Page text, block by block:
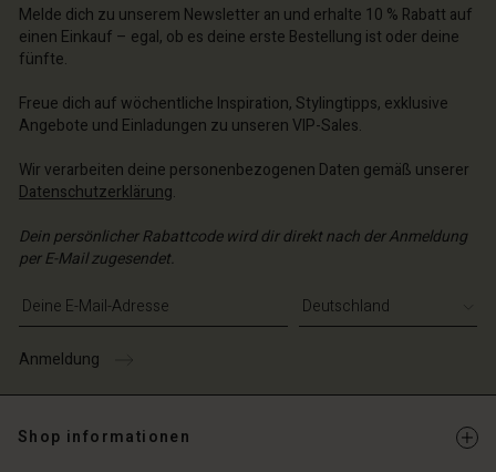
Melde dich zu unserem Newsletter an und erhalte 10 % Rabatt auf
einen Einkauf – egal, ob es deine erste Bestellung ist oder deine
fünfte.
Freue dich auf wöchentliche Inspiration, Stylingtipps, exklusive
Angebote und Einladungen zu unseren VIP-Sales.
Wir verarbeiten deine personenbezogenen Daten gemäß unserer
Datenschutzerklärung.
Dein persönlicher Rabattcode wird dir direkt nach der Anmeldung
per E-Mail zugesendet.
E-Mail-Adresse eingeben
Anmeldung
Shop informationen